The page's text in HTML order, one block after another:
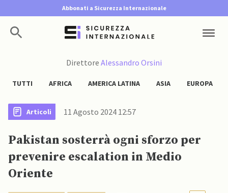
Abbonati a Sicurezza Internazionale
Direttore Alessandro Orsini
TUTTI AFRICA AMERICA LATINA ASIA EUROPA
Articoli 11 Agosto 2024 12:57
Pakistan sosterrà ogni sforzo per
prevenire escalation in Medio
Oriente